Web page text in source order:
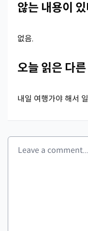
않는 내용이
없음.
오늘 읽은 다
내일 여행가야 해서